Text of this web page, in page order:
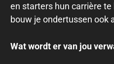
en starters hun carrière
bouw je ondertussen ook
Wat wordt er van jou